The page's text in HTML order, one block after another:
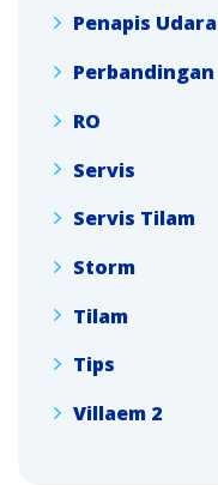
Penapis Udara
Perbandingan
RO
Servis
Servis Tilam
Storm
Tilam
Tips
Villaem 2